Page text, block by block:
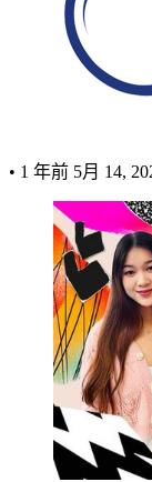
• 1 年前 5月 14,